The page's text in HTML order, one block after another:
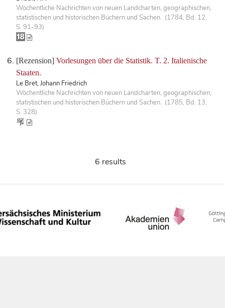
Wöchentliche Nachrichten von neuen Landcharten, geographischen,
statistischen und historischen Büchern und Sachen. (1784, Bd. 12,
S. 91-93)
[Rezension] Vorlesungen über die Statistik. T. 2. Italienische
Staaten.
Le Bret, Johann Friedrich
Wöchentliche Nachrichten von neuen Landcharten, geographischen,
statistischen und historischen Büchern und Sachen. (1785, Bd. 13,
S. 328)
6 results